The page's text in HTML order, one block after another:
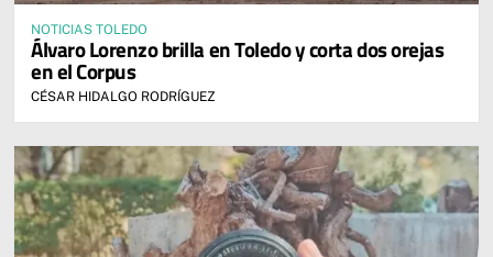
NOTICIAS TOLEDO
Álvaro Lorenzo brilla en Toledo y corta dos orejas
en el Corpus
CÉSAR HIDALGO RODRÍGUEZ